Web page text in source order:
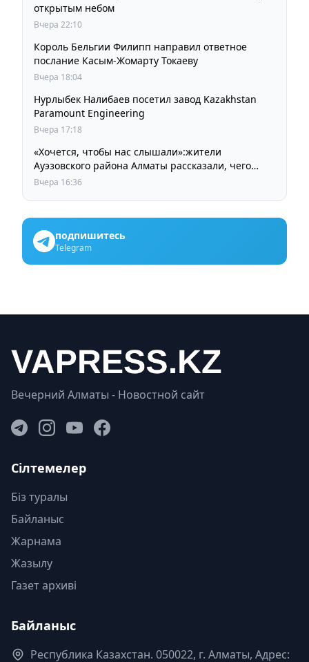
открытым небом
Вчера 22:10
Король Бельгии Филипп направил ответное
послание Касым-Жомарту Токаеву
Вчера 18:04
Нурлыбек Налибаев посетил завод Kazakhstan
Paramount Engineering
Вчера 17:18
«Хочется, чтобы нас слышали»:жители
Ауэзовского района Алматы рассказали, чего
ждут от выборов депутатов Курултая
Вчера 16:36
подпишитесь
Telegram
Вечерний Алматы - Новостной сайт
Сілтемелер
Біз туралы
Байланыс
Жарнама
Жазылу
Газет архиві
Байланыс
Республика Казахстан. 050022, г. Алматы, Адрес: